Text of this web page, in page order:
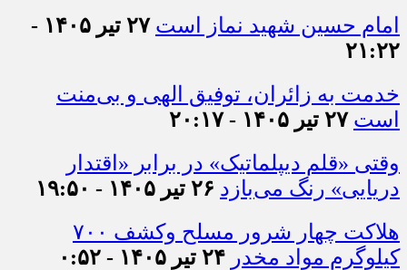
امام حسین شهید نماز است
۲۷ تیر ۱۴۰۵ -
۲۱:۲۲
خدمت به زائران، توفیق الهی و بی‌منت
است ۲۷ تیر ۱۴۰۵ - ۲۰:۱۷
وقتی «قلم دیپلماتیک» در برابر «اقتدار
دریایی» رنگ می‌بازد ۲۶ تیر ۱۴۰۵ - ۱۹:۵۰
هلاکت چهار شرور مسلح وکشف ۷۰۰
کیلوگرم مواد مخدر ۲۴ تیر ۱۴۰۵ - ۰:۵۲